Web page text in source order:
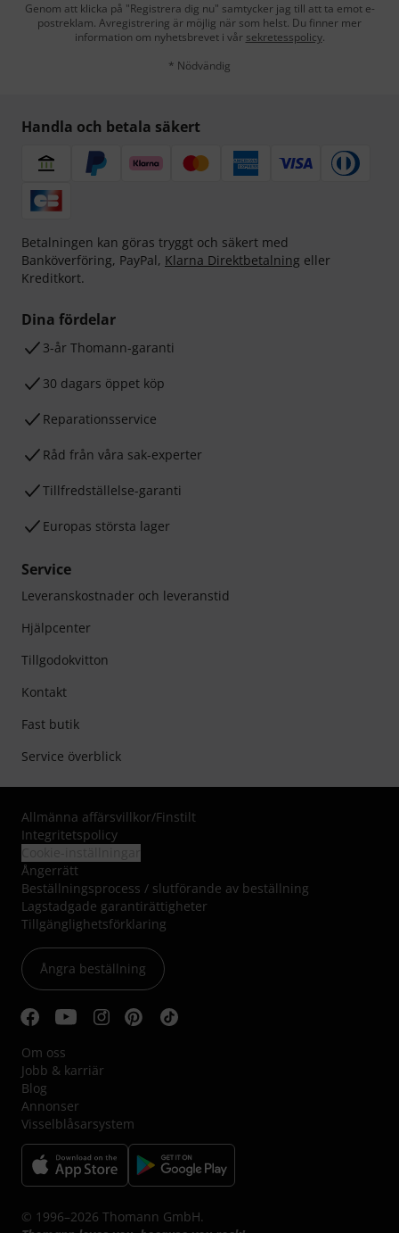
Genom att klicka på "Registrera dig nu" samtycker jag till att ta emot e-
postreklam. Avregistrering är möjlig när som helst. Du finner mer
information om nyhetsbrevet i vår sekretesspolicy.
* Nödvändig
Handla och betala säkert
Betalningen kan göras tryggt och säkert med
Banköverföring, PayPal, Klarna Direktbetalning eller
Kreditkort.
Dina fördelar
3-år Thomann-garanti
30 dagars öppet köp
Reparationsservice
Råd från våra sak-experter
Tillfredställelse-garanti
Europas största lager
Service
Leveranskostnader och leveranstid
Hjälpcenter
Tillgodokvitton
Kontakt
Fast butik
Service överblick
Allmänna affärsvillkor/Finstilt
Integritetspolicy
Ångerrätt
Beställningsprocess / slutförande av beställning
Lagstadgade garantirättigheter
Tillgänglighetsförklaring
Ångra beställning
Om oss
Jobb & karriär
Blog
Annonser
Visselblåsarsystem
© 1996–2026 Thomann GmbH.